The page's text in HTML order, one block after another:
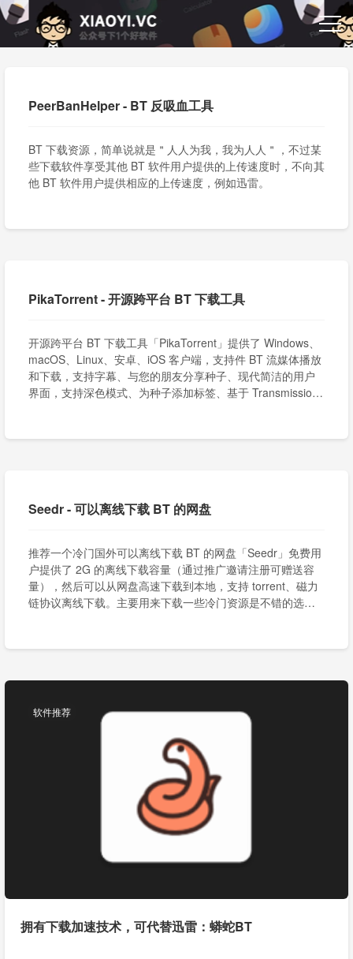
PeerBanHelper - BT 反吸血工具
BT 下载资源，简单说就是＂人人为我，我为人人＂，不过某
些下载软件享受其他 BT 软件用户提供的上传速度时，不向其
他 BT 软件用户提供相应的上传速度，例如迅雷。
PikaTorrent - 开源跨平台 BT 下载工具
开源跨平台 BT 下载工具「PikaTorrent」提供了 Windows、
macOS、Linux、安卓、iOS 客户端，支持件 BT 流媒体播放
和下载，支持字幕、与您的朋友分享种子、现代简洁的用户
界面，支持深色模式、为种子添加标签、基于 Transmission
Seedr - 可以离线下载 BT 的网盘
推荐一个冷门国外可以离线下载 BT 的网盘「Seedr」免费用
户提供了 2G 的离线下载容量（通过推广邀请注册可赠送容
量），然后可以从网盘高速下载到本地，支持 torrent、磁力
链协议离线下载。主要用来下载一些冷门资源是不错的选
软件推荐
拥有下载加速技术，可代替迅雷：蟒蛇BT